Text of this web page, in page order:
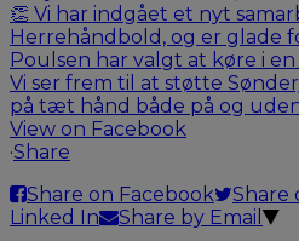
View on Facebook
·Share
Share on Facebook
Share
Linked In
Share by Email